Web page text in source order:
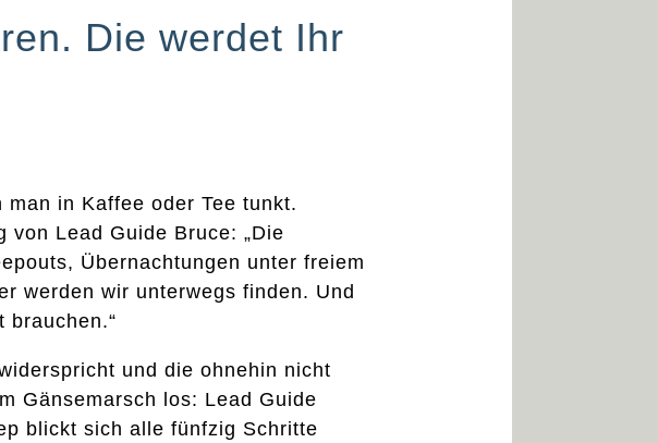
Die werdet Ihr
in Kaffee oder Tee tunkt.
von Lead Guide Bruce: „Die
Übernachtungen unter freiem
werden wir unterwegs finden. Und
und die ohnehin nicht
Gänsemarsch los: Lead Guide
blickt sich alle fünfzig Schritte